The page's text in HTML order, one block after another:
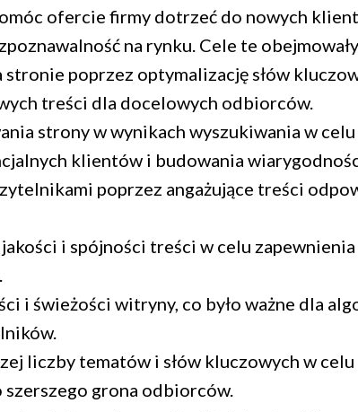
ofercie firmy dotrzeć do nowych
na rynku. Cele te
stronie poprzez optymalizację słów
treści dla docelowych odbiorców.
strony w wynikach wyszukiwania w
klientów i budowania
poprzez angażujące treści
i spójności treści w celu
i świeżości witryny, co było ważne dla
liczby tematów i słów kluczowych w
szerszego grona odbiorców.